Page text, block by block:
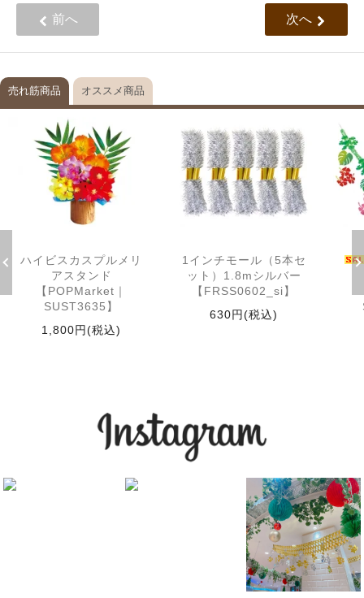
前へ 次へ
売れ筋商品 オススメ商品
ハイビスカスプルメリ
アスタンド
【POPMarket｜
SUST3635】
1,800円(税込)
1インチモール（5本セ
ット）1.8mシルバー
【FRSS0602_si】
630円(税込)